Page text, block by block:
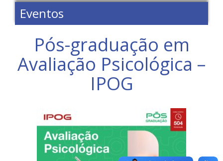
Eventos
Pós-graduação em
Avaliação Psicológica –
IPOG